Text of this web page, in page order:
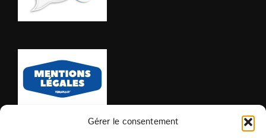
Gérer le consentement